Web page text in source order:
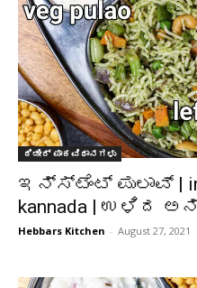
ದಿಡೀರ್ ಪಾಕವಿಧಾನಗಳು
ಇನ್ಸ್ಟೆಂಟ್ ಪುಲಾವ್ |
kannada | ಉಳಿದ
Hebbars Kitchen - August 27, 2021